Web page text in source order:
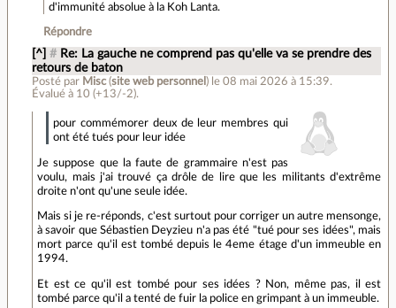
d'immunité absolue à la Koh Lanta.
Répondre
[^] # Re: La gauche ne comprend pas qu'elle va se prendre des
retours de baton
Posté par Misc(site web personnel ) le 08 mai 2026 à 15:39.
Évalué à 10 (+13/-2).
pour commémorer deux de leur membres qui
ont été tués pour leur idée
Je suppose que la faute de grammaire n'est pas
voulu, mais j'ai trouvé ça drôle de lire que les militants d'extrême
droite n'ont qu'une seule idée.
Mais si je re-réponds, c'est surtout pour corriger un autre mensonge,
à savoir que Sébastien Deyzieu n'a pas été "tué pour ses idées", mais
mort parce qu'il est tombé depuis le 4eme étage d'un immeuble en
1994.
Et est ce qu'il est tombé pour ses idées ? Non, même pas, il est
tombé parce qu'il a tenté de fuir la police en grimpant à un immeuble.